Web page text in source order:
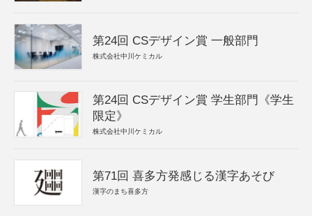
第24回 CSデザイン賞 一般部門
株式会社中川ケミカル
第24回 CSデザイン賞 学生部門《学生
限定》
株式会社中川ケミカル
第71回 喜多方発感じる漢字あそび
漢字のまち喜多方